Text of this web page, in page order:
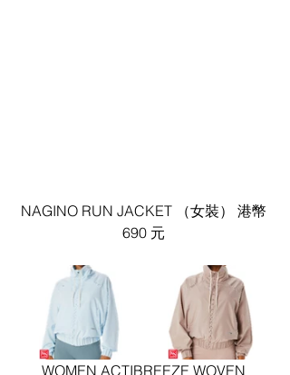
NAGINO RUN JACKET （女裝） 港幣
690 元
WOMEN ACTIBREEZE WOVEN